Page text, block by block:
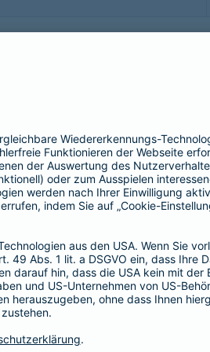
Doch was, wenn doch
und Ihre Reisekosten rund